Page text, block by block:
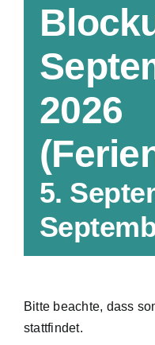
2026
5.
Bitte beachte, dass
stattfindet.